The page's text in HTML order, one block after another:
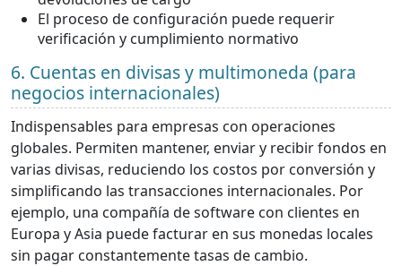
El proceso de configuración puede requerir
verificación y cumplimiento normativo
6. Cuentas en divisas y multimoneda (para
negocios internacionales)
Indispensables para empresas con operaciones
globales. Permiten mantener, enviar y recibir fondos en
varias divisas, reduciendo los costos por conversión y
simplificando las transacciones internacionales. Por
ejemplo, una compañía de software con clientes en
Europa y Asia puede facturar en sus monedas locales
sin pagar constantemente tasas de cambio.